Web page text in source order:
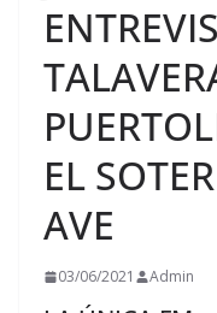
EL
AVE
03/06/2021 Admin